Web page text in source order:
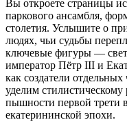
Вы откроете страницы
паркового ансамбля,
столетия. Услышите о
людях, чьи судьбы
ключевые фигуры —
император Пётр III и
как создатели
уделим
пышности первой трети
екатерининской эпохи.